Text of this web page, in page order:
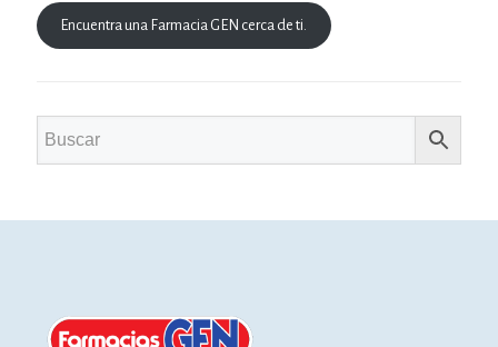
Encuentra una Farmacia GEN cerca de ti.